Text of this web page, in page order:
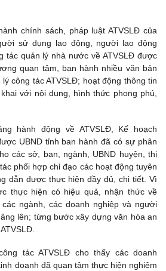
chính sách, pháp luật ATVSLĐ của
sử dụng lao động, người lao động
tác quản lý nhà nước về ATVSLĐ được
quan tâm, ban hành nhiều văn bản
công tác ATVSLĐ; hoạt động thông tin
với nội dung, hình thức phong phú,
hành động về ATVSLĐ, Kế hoạch
UBND tỉnh ban hành đã có sự phân
các sở, ban, ngành, UBND huyện, thị
phối hợp chỉ đạo các hoạt động tuyên
dẫn được thực hiện đầy đủ, chi tiết. Vì
thực hiện có hiệu quả, nhận thức về
ngành, các doanh nghiệp và người
lên; từng bước xây dựng văn hóa an
tác ATVSLĐ cho thấy các doanh
doanh đã quan tâm thực hiện nghiêm